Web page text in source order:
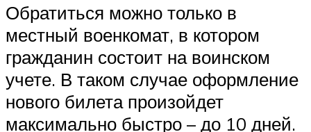
Обратиться можно только в
местный военкомат, в котором
гражданин состоит на воинском
учете. В таком случае оформление
нового билета произойдет
максимально быстро – до 10 дней.